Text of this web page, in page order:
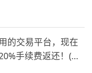
的交易平台，现在
手续费返还！(必